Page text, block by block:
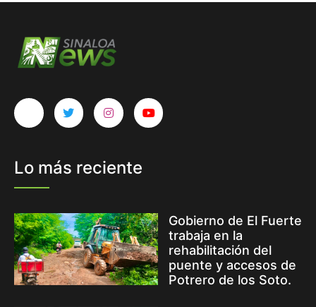
Lo más reciente
Gobierno de El Fuerte
trabaja en la
rehabilitación del
puente y accesos de
Potrero de los Soto.